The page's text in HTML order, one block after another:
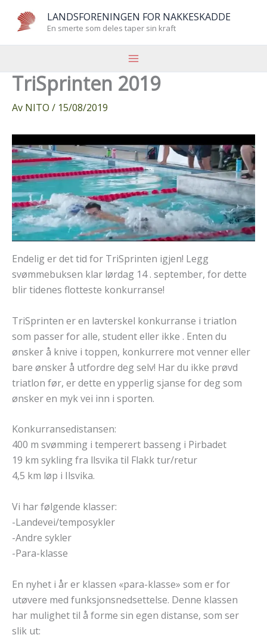
LANDSFORENINGEN FOR NAKKESKADDE
En smerte som deles taper sin kraft
TriSprinten 2019
Av NITO / 15/08/2019
Endelig er det tid for TriSprinten igjen! Legg
svømmebuksen klar lørdag 14 . september, for dette
blir tidenes flotteste konkurranse!
TriSprinten er en lavterskel konkurranse i triatlon
som passer for alle, student eller ikke . Enten du
ønsker å knive i toppen, konkurrere mot venner eller
bare ønsker å utfordre deg selv! Har du ikke prøvd
triatlon før, er dette en ypperlig sjanse for deg som
ønsker en myk vei inn i sporten.
Konkurransedistansen:
400 m svømming i temperert basseng i Pirbadet
19 km sykling fra llsvika til Flakk tur/retur
4,5 km løp i Ilsvika.
Vi har følgende klasser:
-Landevei/temposykler
-Andre sykler
-Para-klasse
En nyhet i år er klassen «para-klasse» som er for
utøvere med funksjonsnedsettelse. Denne klassen
har mulighet til å forme sin egen distanse, som ser
slik ut: